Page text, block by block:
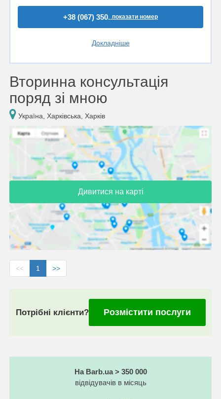
+38 (067) 350..показати номер
Докладніше
Вторинна консультація
поряд зі мною
Україна, Харківська, Харків
Дивитися на карті
<< 1 >>
Потрібні клієнти? Розмістити послуги
На Barb.ua > 350 000
відвідувачів в місяць